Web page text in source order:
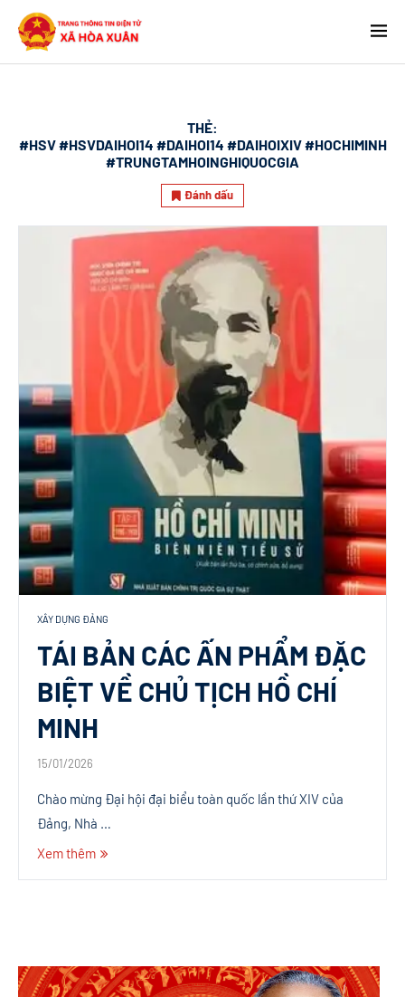
THẺ:
#HSV #HSVDAIHOI14 #DAIHOI14 #DAIHOIXIV #HOCHIMINH
#TRUNGTAMHOINGHIQUOCGIA
Đánh dấu
XÂY DỰNG ĐẢNG
TÁI BẢN CÁC ẤN PHẨM ĐẶC
BIỆT VỀ CHỦ TỊCH HỒ CHÍ
MINH
15/01/2026
Chào mừng Đại hội đại biểu toàn quốc lần thứ XIV của
Đảng, Nhà …
Xem thêm